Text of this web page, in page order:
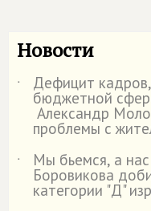
Новости
˙ Дефицит
бюджетной
Александр
проблемы с
˙
Мы бьемся, а нас
Боровикова
категории "Д"